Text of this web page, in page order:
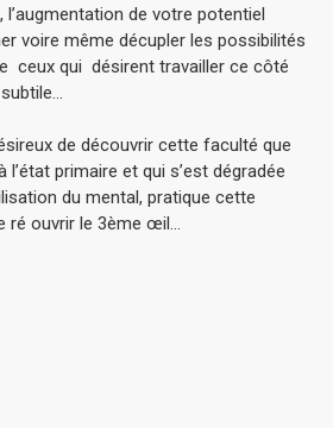
l’augmentation de votre potentiel
voire même décupler les possibilités
ceux qui désirent travailler ce côté
de découvrir cette faculté que
l’état primaire et qui s’est dégradée
du mental, pratique cette
ré ouvrir le 3ème œil…